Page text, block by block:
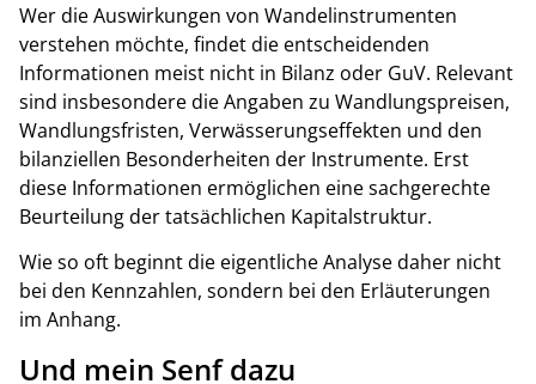
Wer die Auswirkungen von Wandelinstrumenten
verstehen möchte, findet die entscheidenden
Informationen meist nicht in Bilanz oder GuV. Relevant
sind insbesondere die Angaben zu Wandlungspreisen,
Wandlungsfristen, Verwässerungseffekten und den
bilanziellen Besonderheiten der Instrumente. Erst
diese Informationen ermöglichen eine sachgerechte
Beurteilung der tatsächlichen Kapitalstruktur.
Wie so oft beginnt die eigentliche Analyse daher nicht
bei den Kennzahlen, sondern bei den Erläuterungen
im Anhang.
Und mein Senf dazu